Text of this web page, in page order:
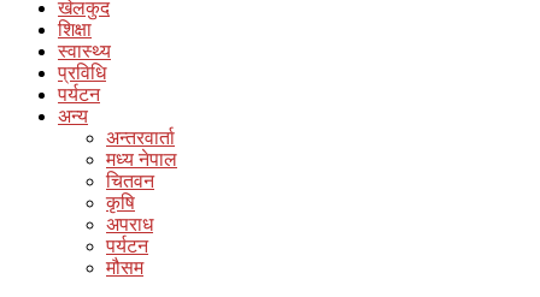
खेलकुद
शिक्षा
स्वास्थ्य
प्रविधि
पर्यटन
अन्य
अन्तरवार्ता
मध्य नेपाल
चितवन
कृषि
अपराध
पर्यटन
मौसम